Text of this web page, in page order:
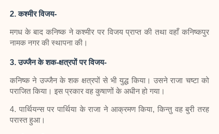
2.कश्मीर विजय-
मगध के बाद कनिष्क ने कश्मीर पर विजय प्राप्त की तथा वहाँ कनिष्कपुर
नामक नगर की स्थापना की।
3.उज्जैन के शक-क्षत्रपों पर विजय-
कनिष्क ने उज्जैन के शक क्षत्रपों से भी युद्ध किया। उसने राजा चष्टा को
पराजित किया। इस प्रकार वह कुषाणों के अधीन हो गया।
4. पार्थियन्स पर पार्थिया के राजा ने आक्रमण किया, किन्तु वह बुरी तरह
परास्तहुआ।